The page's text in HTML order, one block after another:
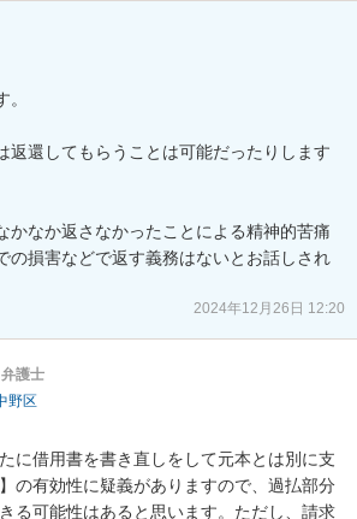
返還してもらうことは可能だったりします
かなか返さなかったことによる精神的苦痛
の損害などで返す義務はないとお話しされ
2024年12月26日 12:20
弁護士
野区
に借用書を書き直しをして元本とは別に支
の有効性に疑義がありますので、過払部分
る可能性はあると思います。ただし、請求